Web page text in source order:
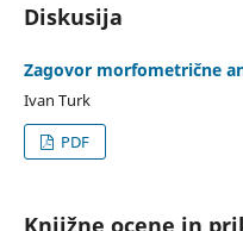
Diskusija
Zagovor morfometrične
Ivan Turk
PDF
Knjižne ocene in